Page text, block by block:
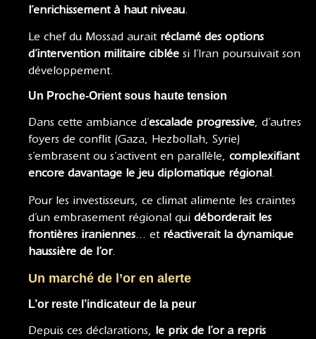
l’enrichissement à haut niveau
Le chef du Mossad aurait réclamé des options
d’intervention militaire ciblée si l’Iran poursuivait son
développement.
Un Proche-Orient sous haute tension
Dans cette ambiance d’escalade progressive, d’autres
foyers de conflit (Gaza, Hezbollah, Syrie)
s’embrasent ou s’activent en parallèle, complexifiant
encore davantage le jeu diplomatique régional.
Pour les investisseurs, ce climat alimente les craintes
d’un embrasement régional qui déborderait les
frontières iraniennes… et réactiverait la dynamique
haussière de l’or.
Un marché de l’or en alerte
L’or reste l’indicateur de la peur
Depuis ces déclarations, le prix de l’or a repris